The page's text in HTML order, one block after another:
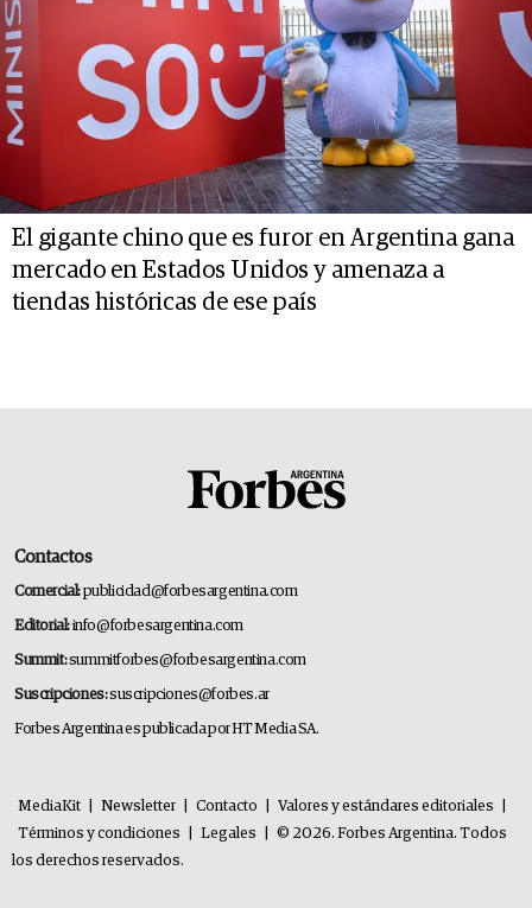
El gigante chino que es furor en Argentina gana
mercado en Estados Unidos y amenaza a
tiendas históricas de ese país
Contactos
Comercial:publicidad@forbesargentina.com
Editorial:info@forbesargentina.com
Summit:summitforbes@forbesargentina.com
Suscripciones:suscripciones@forbes.ar
Forbes Argentina es publicada por HT Media SA.
MediaKit Newsletter Contacto Valores y estándares editoriales
Términos y condiciones
Legales
© 2026. Forbes Argentina. Todos
los derechos reservados.